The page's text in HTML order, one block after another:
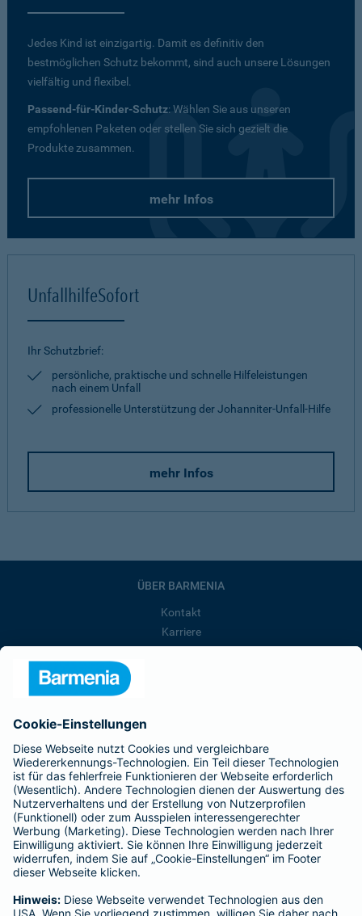
Jedes Kind ist einzigartig. Damit es definitiv den
bestmöglichen Schutz bekommt, sind auch unsere Lösungen
vielfältig und flexibel.
Passend-für-Kinder-Schutz: Wählen Sie aus unseren
empfohlenen Paketen oder stellen Sie sich gezielt die
Produkte zusammen.
mehr Infos
UnfallhilfeSofort
Ihr Schutzbrief:
persönliche, praktische und schnelle Hilfeleistungen
nach einem Unfall
professionelle Unterstützung der Johanniter-Unfall-Hilfe
mehr Infos
ÜBER BARMENIA
Kontakt
Karriere
Barmenia ist Teil der BarmeniaGothaer
BELIEBTE SEITEN
Kranken-Zusatzversicherung
Tierversicherungen
Haftpflichtversicherung
Hausratversicherung
Adresse ändern